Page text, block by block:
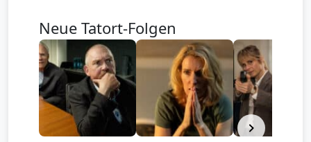
Neue Tatort-Folgen